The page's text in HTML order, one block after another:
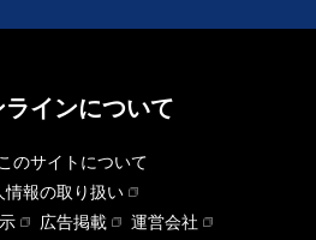
インについて
このサイトについて
情報の取り扱い
広告掲載
運営会社